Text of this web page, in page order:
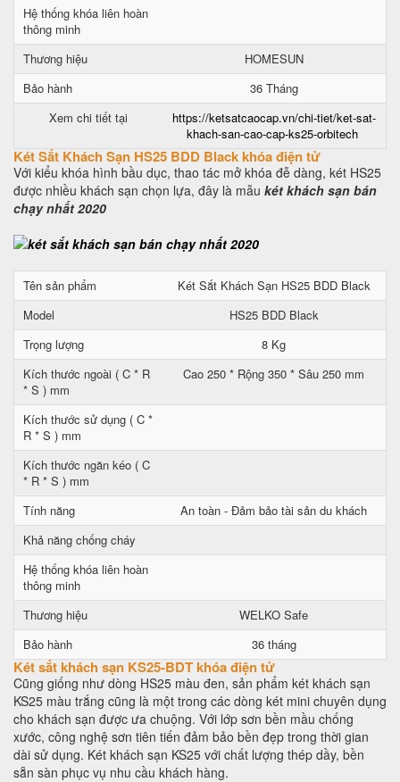
Hệ thống khóa liên hoàn
thông minh
Thương hiệu
HOMESUN
Bảo hành
36 Tháng
Xem chi tiết tại
https://ketsatcaocap.vn/chi-tiet/ket-sat-
khach-san-cao-cap-ks25-orbitech
Két Sắt Khách Sạn HS25 BDD Black khóa điện tử
Với kiểu khóa hình bầu dục, thao tác mở khóa đễ dàng, két HS25
được nhiều khách sạn chọn lựa, đây là mẫu két khách sạn bán
chạy nhất 2020
Tên sản phẩm
Két Sắt Khách Sạn HS25 BDD Black
Model
HS25 BDD Black
Trọng lượng
8 Kg
Kích thước ngoài ( C * R
* S ) mm
Cao 250 * Rộng 350 * Sâu 250 mm
Kích thước sử dụng ( C *
R * S ) mm
Kích thước ngăn kéo ( C
* R * S ) mm
Tính năng
An toàn - Đảm bảo tài sản du khách
Khả năng chống cháy
Hệ thống khóa liên hoàn
thông minh
Thương hiệu
WELKO Safe
Bảo hành
36 tháng
Két sắt khách sạn KS25-BDT khóa điện tử
Cũng giống như dòng HS25 màu đen, sản phẩm két khách sạn
KS25 màu trắng cũng là một trong các dòng két mini chuyên dụng
cho khách sạn được ưa chuộng. Với lớp sơn bền mầu chống
xước, công nghệ sơn tiên tiến đảm bảo bền đẹp trong thời gian
dài sử dụng. Két khách sạn KS25 với chất lượng thép dầy, bền
sẵn sàn phục vụ nhu cầu khách hàng.